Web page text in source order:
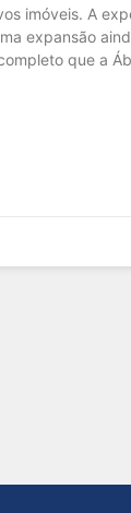
imóveis. A
expansão
que a